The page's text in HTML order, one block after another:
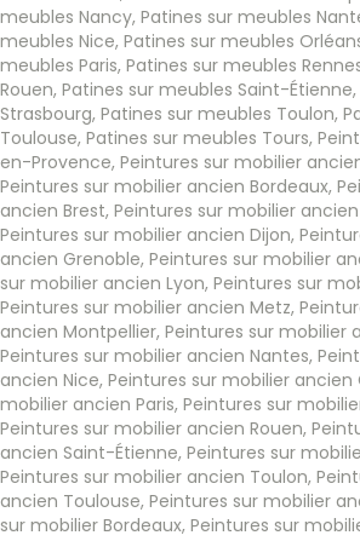
meubles Nancy, Patines sur meubles
meubles Nice, Patines sur meubles
meubles Paris, Patines sur meubles
Rouen, Patines sur meubles Saint-Étienne,
Strasbourg, Patines sur meubles Toulon,
Toulouse, Patines sur meubles Tours,
en-Provence, Peintures sur mobilier
Peintures sur mobilier ancien Bordeaux,
ancien Brest, Peintures sur mobilier
Peintures sur mobilier ancien Dijon,
ancien Grenoble, Peintures sur mobilier
sur mobilier ancien Lyon, Peintures sur
Peintures sur mobilier ancien Metz,
ancien Montpellier, Peintures sur mobilier
Peintures sur mobilier ancien Nantes,
ancien Nice, Peintures sur mobilier ancien
mobilier ancien Paris, Peintures sur
Peintures sur mobilier ancien Rouen,
ancien Saint-Étienne, Peintures sur
Peintures sur mobilier ancien Toulon,
ancien Toulouse, Peintures sur mobilier
sur mobilier Bordeaux, Peintures sur